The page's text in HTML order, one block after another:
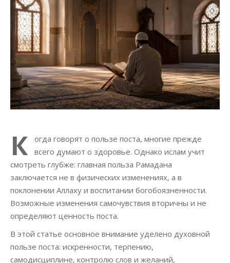
К
огда говорят о пользе поста, многие прежде
всего думают о здоровье. Однако ислам учит
смотреть глубже: главная польза Рамадана
заключается не в физических изменениях, а в
поклонении Аллаху и воспитании богобоязненности.
Возможные изменения самочувствия вторичны и не
определяют ценность поста.
В этой статье основное внимание уделено духовной
пользе поста: искренности, терпению,
самодисциплине, контролю слов и желаний,